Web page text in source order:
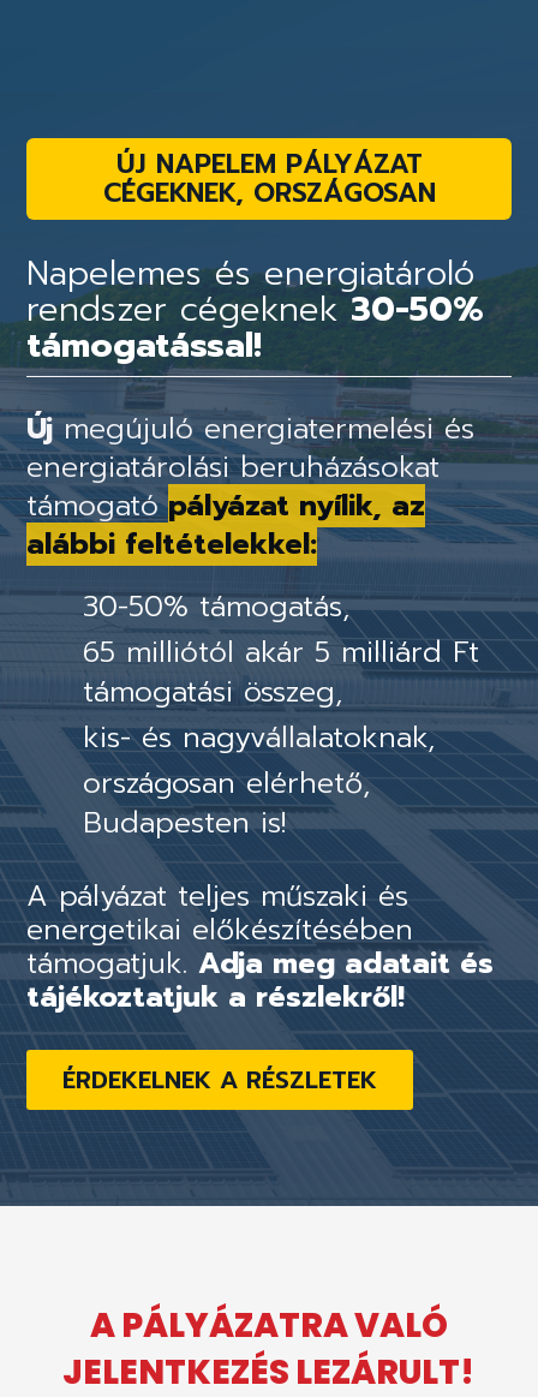
ÚJ NAPELEM PÁLYÁZAT
CÉGEKNEK, ORSZÁGOSAN
Napelemes és energiatároló
rendszer cégeknek30-50%
támogatással!
Újmegújuló energiatermelési és
energiatárolási beruházásokat
támogató pályázat nyílik, az
alábbi feltételekkel:
30-50% támogatás,
65 milliótól akár 5 milliárd Ft
támogatási összeg,
kis- és nagyvállalatoknak,
országosan elérhető,
Budapesten is!
A pályázat teljes műszaki és
energetikai előkészítésében
támogatjuk.Adja meg adatait és
tájékoztatjuk a részlekről!
ÉRDEKELNEK A RÉSZLETEK
A PÁLYÁZATRA VALÓ
JELENTKEZÉS LEZÁRULT!